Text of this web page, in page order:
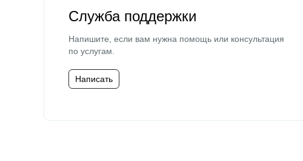
Служба поддержки
Напишите, если вам нужна помощь или консультация
по услугам.
Написать